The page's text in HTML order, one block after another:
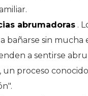
abrumadoras .
bañarse sin mucha
a sentirse
un proceso